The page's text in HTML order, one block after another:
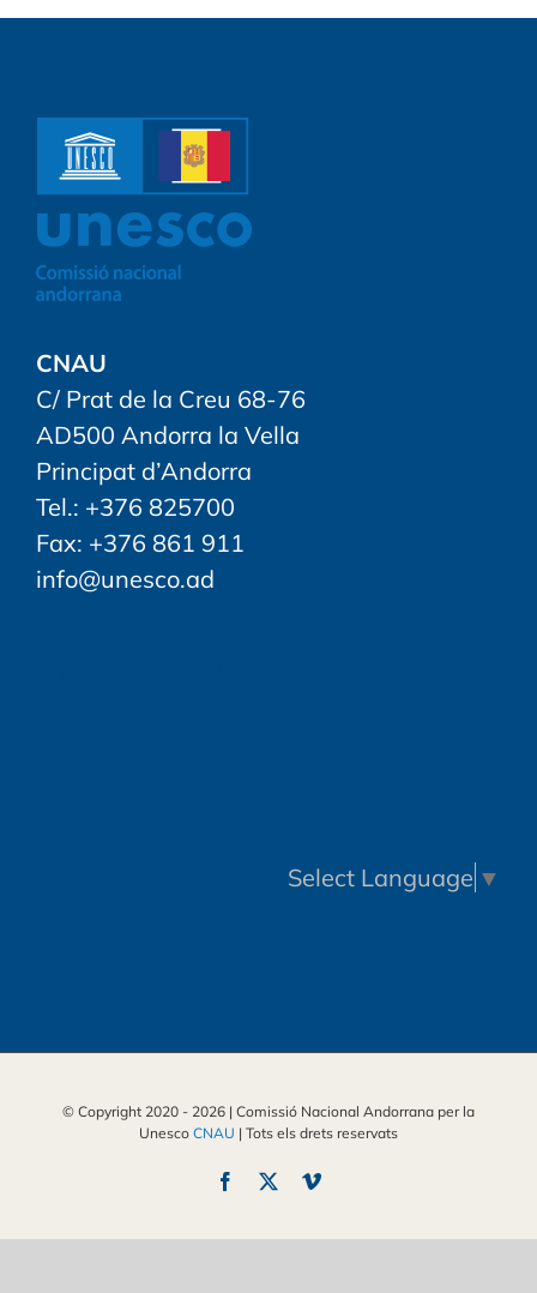
CNAU
C/ Prat de la Creu 68-76
AD500 Andorra la Vella
Principat d’Andorra
Tel.: +376 825700
Fax: +376 861 911
info@unesco.ad
Select Language ▼
© Copyright 2020 - 2026 | Comissió Nacional Andorrana per la
Unesco CNAU | Tots els drets reservats
Facebook Vimeo